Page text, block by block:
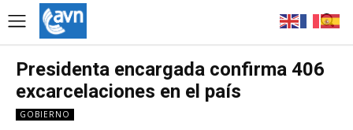
Presidenta encargada confirma 406
excarcelaciones en el país
GOBIERNO